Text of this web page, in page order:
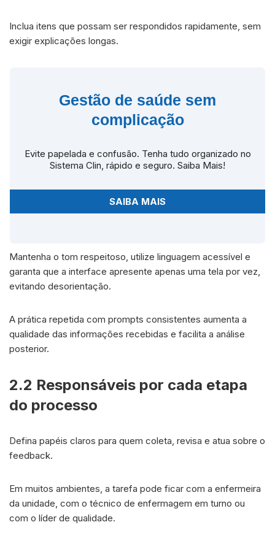
Inclua itens que possam ser respondidos rapidamente, sem
exigir explicações longas.
Gestão de saúde sem
complicação
Evite papelada e confusão. Tenha tudo organizado no
Sistema Clin, rápido e seguro. Saiba Mais!
SAIBA MAIS
Mantenha o tom respeitoso, utilize linguagem acessível e
garanta que a interface apresente apenas uma tela por vez,
evitando desorientação.
A prática repetida com prompts consistentes aumenta a
qualidade das informações recebidas e facilita a análise
posterior.
2.2 Responsáveis por cada etapa
do processo
Defina papéis claros para quem coleta, revisa e atua sobre o
feedback.
Em muitos ambientes, a tarefa pode ficar com a enfermeira
da unidade, com o técnico de enfermagem em turno ou
com o líder de qualidade.